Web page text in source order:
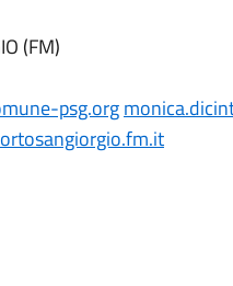
(FM)
psg.org